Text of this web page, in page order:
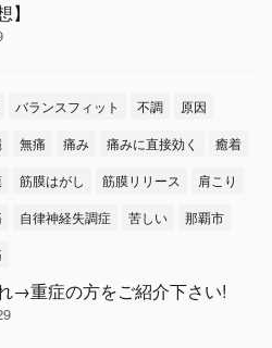
】
バランスフィット 不調
原因
無痛 痛み 痛みに直接効く
癒着
筋膜はがし 筋膜リリース
肩こり
自律神経失調症 苦しい
那覇市
→重症の方をご紹介下さい!